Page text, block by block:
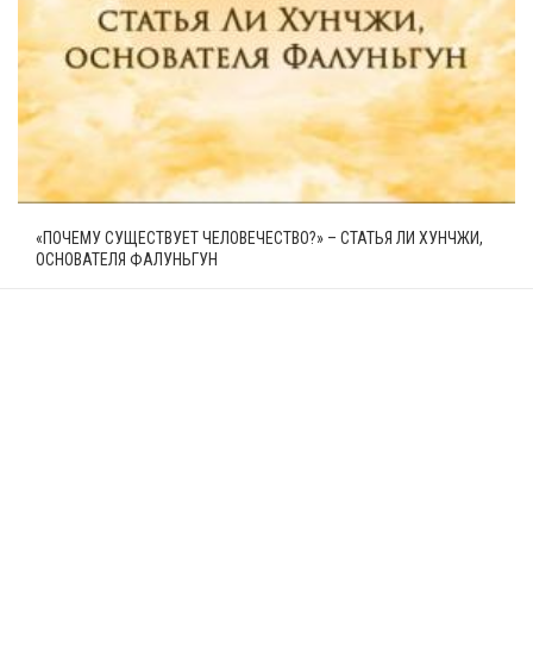
«ПОЧЕМУ СУЩЕСТВУЕТ ЧЕЛОВЕЧЕСТВО?» – СТАТЬЯ ЛИ ХУНЧЖИ,
ОСНОВАТЕЛЯ ФАЛУНЬГУН